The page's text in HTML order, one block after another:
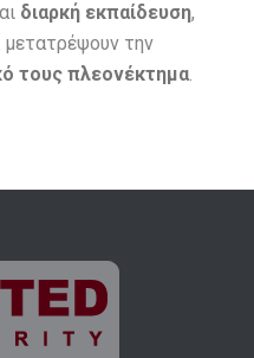
διαρκή εκπαίδευση,
μετατρέψουν την
τους πλεονέκτημα.